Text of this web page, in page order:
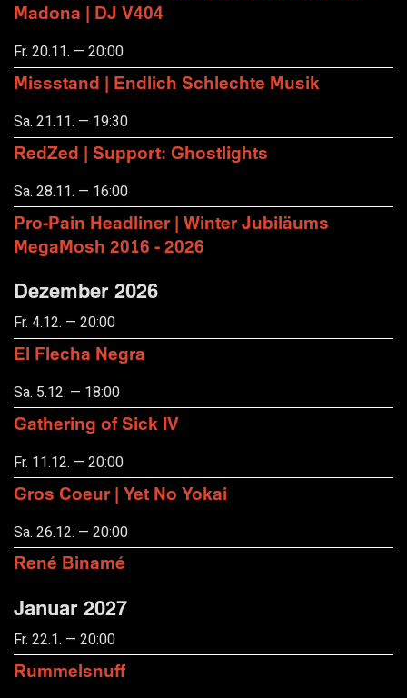
Madona | DJ V404
Fr. 20.11. — 20:00
Missstand | Endlich Schlechte Musik
Sa. 21.11. — 19:30
RedZed | Support: Ghostlights
Sa. 28.11. — 16:00
Pro-Pain Headliner | Winter Jubiläums
MegaMosh 2016 - 2026
Dezember 2026
Fr. 4.12. — 20:00
El Flecha Negra
Sa. 5.12. — 18:00
Gathering of Sick IV
Fr. 11.12. — 20:00
Gros Coeur | Yet No Yokai
Sa. 26.12. — 20:00
René Binamé
Januar 2027
Fr. 22.1. — 20:00
Rummelsnuff